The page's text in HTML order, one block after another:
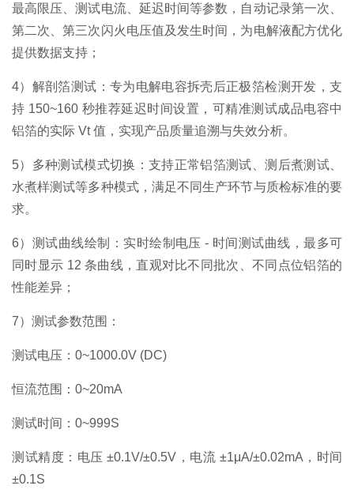
最高限压、测试电流、延迟时间等参数，自动记录第一次、
第二次、第三次闪火电压值及发生时间，为电解液配方优化
提供数据支持；
4）解剖箔测试：专为电解电容拆壳后正极箔检测开发，支
持 150~160 秒推荐延迟时间设置，可精准测试成品电容中
铝箔的实际 Vt 值，实现产品质量追溯与失效分析。
5）多种测试模式切换：支持正常铝箔测试、测后煮测试、
水煮样测试等多种模式，满足不同生产环节与质检标准的要
求。
6）测试曲线绘制：实时绘制电压 - 时间测试曲线，最多可
同时显示 12 条曲线，直观对比不同批次、不同点位铝箔的
性能差异；
7）测试参数范围：
测试电压：0~1000.0V (DC)
恒流范围：0~20mA
测试时间：0~999S
测试精度：电压 ±0.1V/±0.5V，电流 ±1μA/±0.02mA，时间
±0.1S